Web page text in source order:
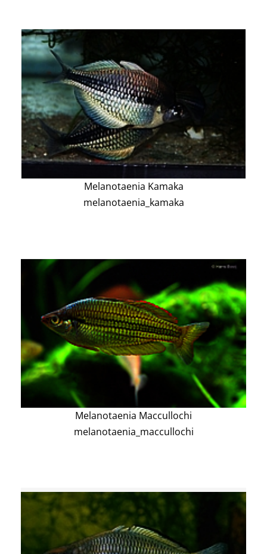
Melanotaenia Kamaka
melanotaenia_kamaka
Melanotaenia Maccullochi
melanotaenia_maccullochi